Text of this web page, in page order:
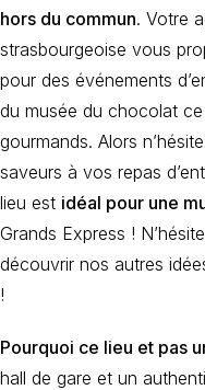
hors du commun. Votre
strasbourgeoise vous
pour des événements
du musée du chocolat
gourmands. Alors
saveurs à vos repas
lieu est idéal pour une
Grands Express !
découvrir nos autres
!
Pourquoi ce lieu et pas
hall de gare et un